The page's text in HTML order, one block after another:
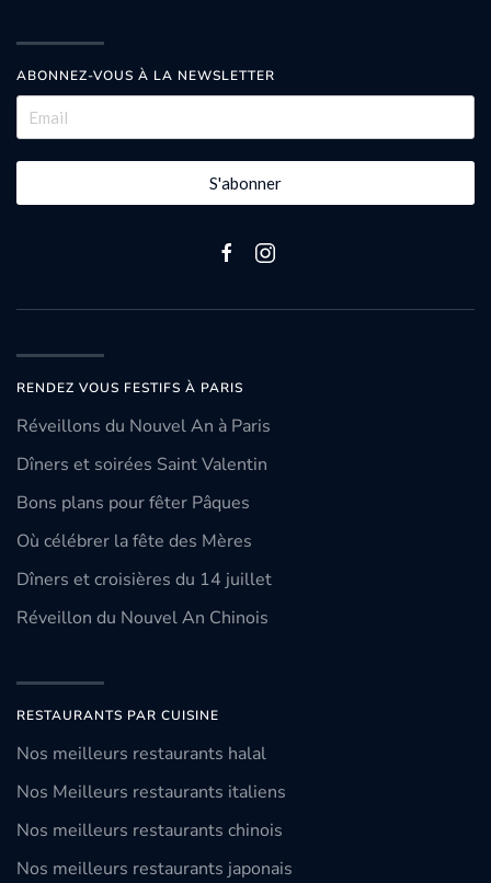
ABONNEZ-VOUS À LA NEWSLETTER
S'abonner
RENDEZ VOUS FESTIFS À PARIS
Réveillons du Nouvel An à Paris
Dîners et soirées Saint Valentin
Bons plans pour fêter Pâques
Où célébrer la fête des Mères
Dîners et croisières du 14 juillet
Réveillon du Nouvel An Chinois
RESTAURANTS PAR CUISINE
Nos meilleurs restaurants halal
Nos Meilleurs restaurants italiens
Nos meilleurs restaurants chinois
Nos meilleurs restaurants japonais